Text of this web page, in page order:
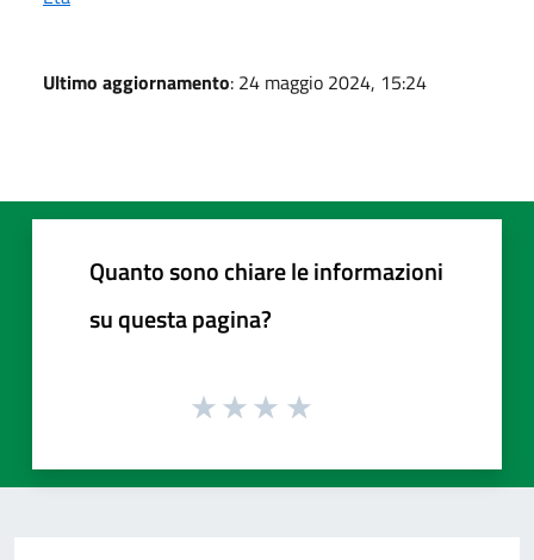
Ultimo aggiornamento: 24 maggio 2024, 15:24
Quanto sono chiare le informazioni
su questa pagina?